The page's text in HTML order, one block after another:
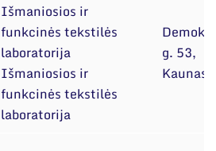
Išmaniosios ir
funkcinės tekstilės
laboratorija
Išmaniosios ir
funkcinės tekstilės
laboratorija
g. 53,
Kaunas